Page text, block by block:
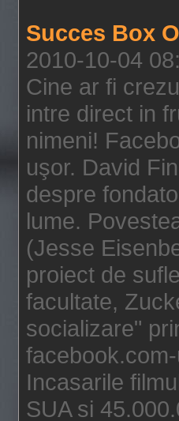
Succes Box
2010-10-04
Cine ar fi
intre direct in
nimeni!
uşor. David
despre
lume.
(Jesse
proiect de
facultate,
socializare"
Incasarile
SUA si